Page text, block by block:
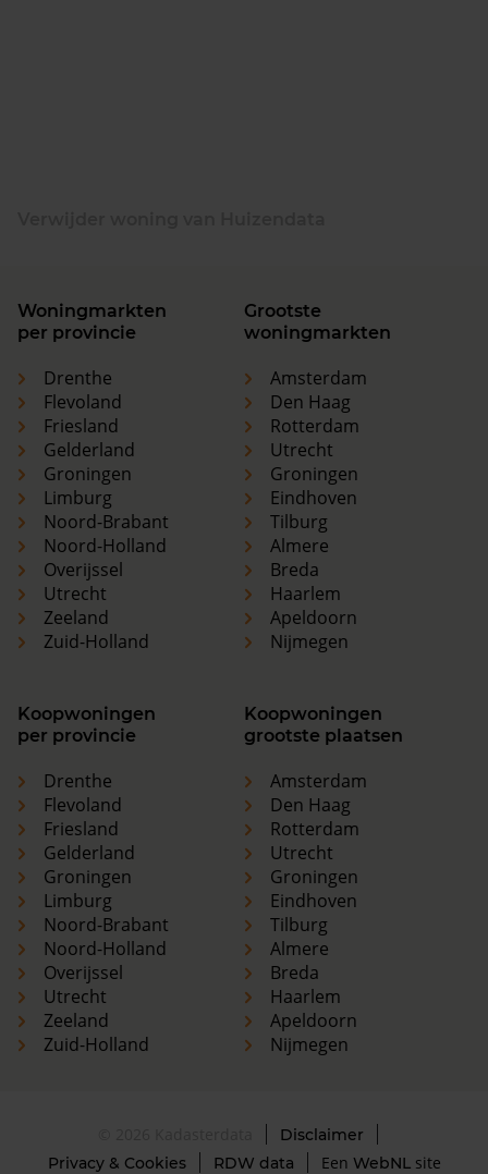
Woningmarkten
per provincie
Drenthe
Flevoland
Friesland
Gelderland
Groningen
Limburg
Noord-Brabant
Noord-Holland
Overijssel
Utrecht
Zeeland
Zuid-Holland
Grootste
woningmarkten
Amsterdam
Den Haag
Rotterdam
Utrecht
Groningen
Eindhoven
Tilburg
Almere
Breda
Haarlem
Apeldoorn
Nijmegen
Koopwoningen
per provincie
Drenthe
Flevoland
Friesland
Gelderland
Groningen
Limburg
Noord-Brabant
Noord-Holland
Overijssel
Utrecht
Zeeland
Zuid-Holland
Koopwoningen
grootste plaatsen
Amsterdam
Den Haag
Rotterdam
Utrecht
Groningen
Eindhoven
Tilburg
Almere
Breda
Haarlem
Apeldoorn
Nijmegen
Disclaimer
Privacy & Cookies
RDW data Een WebNLsite